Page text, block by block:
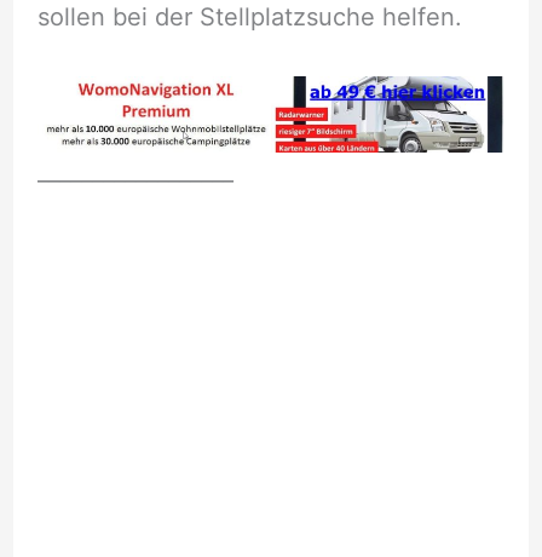
sollen bei der Stellplatzsuche helfen.